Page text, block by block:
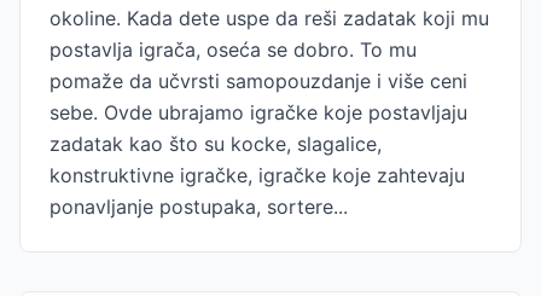
okoline. Kada dete uspe da reši zadatak koji mu
postavlja igrača, oseća se dobro. To mu
pomaže da učvrsti samopouzdanje i više ceni
sebe. Ovde ubrajamo igračke koje postavljaju
zadatak kao što su kocke, slagalice,
konstruktivne igračke, igračke koje zahtevaju
ponavljanje postupaka, sortere...